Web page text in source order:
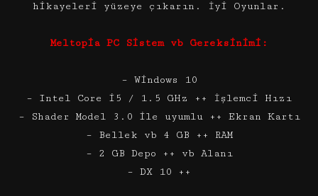
hikayeleri yüzeye çıkarın. İyi Oyunlar.
Meltopia PC Sistem vb Gereksinimi:
– Windows 10
– Intel Core i5 / 1.5 GHz ++ İşlemci Hızı
– Shader Model 3.0 ile uyumlu ++ Ekran Kartı
– Bellek vb 4 GB ++ RAM
– 2 GB Depo ++ vb Alanı
– DX 10 ++